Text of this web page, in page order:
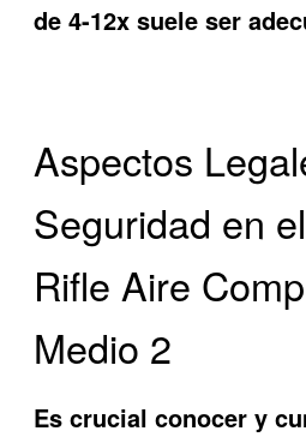
de 4-12x suele ser
Aspectos
Seguridad en
Rifle Aire
Medio 2
Es crucial conocer y